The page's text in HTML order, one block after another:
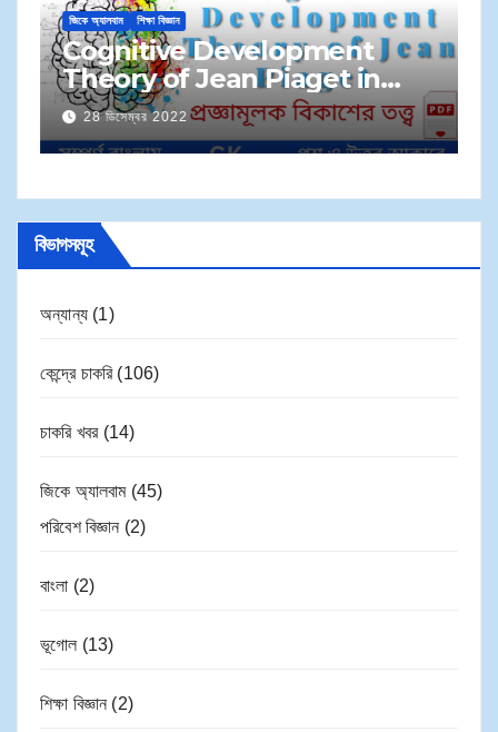
জিকে অ্যালবাম শিক্ষা বিজ্ঞান
Cognitive Development
Theory of Jean Piaget in
Bengali | জেন পিয়াজেঁর প্রজ্ঞামূলক
বিকাশের তত্ত্ব
28 ডিসেম্বর 2022
বিভাগসমূহ
অন্যান্য (1)
কেন্দ্রে চাকরি(106)
চাকরি খবর(14)
জিকে অ্যালবাম(45)
পরিবেশ বিজ্ঞান (2)
বাংলা (2)
ভূগোল (13)
শিক্ষা বিজ্ঞান (2)